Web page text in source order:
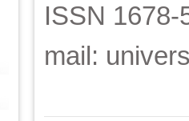
ISSN
mail: